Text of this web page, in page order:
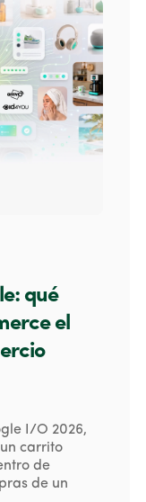
qué
el
I/O 2026,
carrito
de
de un